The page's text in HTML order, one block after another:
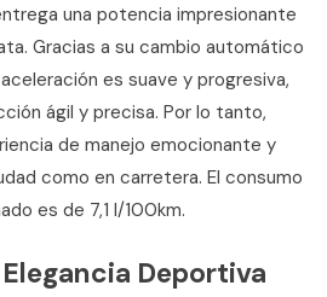
una potencia impresionante
Gracias a su cambio automático
es suave y progresiva,
ágil y precisa. Por lo tanto,
de manejo emocionante y
como en carretera. El consumo
es de 7,1 l/100km.
Deportiva